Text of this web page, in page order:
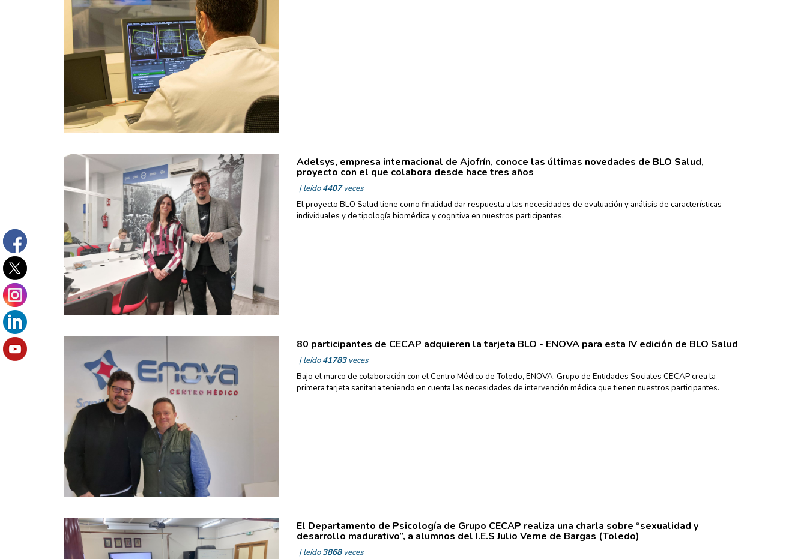
Adelsys, empresa internacional de Ajofrín, conoce las últimas novedades de BLO Salud,
proyecto con el que colabora desde hace tres años
| leído4407veces
El proyecto BLO Salud tiene como finalidad dar respuesta a las necesidades de evaluación y análisis de características
individuales y de tipología biomédica y cognitiva en nuestros participantes.
80 participantes de CECAP adquieren la tarjeta BLO - ENOVA para esta IV edición de BLO Salud
| leído41783veces
Bajo el marco de colaboración con el Centro Médico de Toledo, ENOVA, Grupo de Entidades Sociales CECAP crea la
primera tarjeta sanitaria teniendo en cuenta las necesidades de intervención médica que tienen nuestros participantes.
El Departamento de Psicología de Grupo CECAP realiza una charla sobre “sexualidad y
desarrollo madurativo”, a alumnos del I.E.S Julio Verne de Bargas (Toledo)
| leído3868veces